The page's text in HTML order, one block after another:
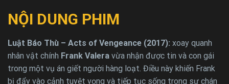
NỘI DUNG PHIM
Luật Báo Thù – Acts of Vengeance (2017): xoay quanh
nhân vật chính Frank Valera vừa nhận được tin và con gái
trong một vụ án giết người hàng loạt. Điều này khiến Frank
bị đẩy vào cảnh tuyệt vọng và tiếp tục sống trong sự chán